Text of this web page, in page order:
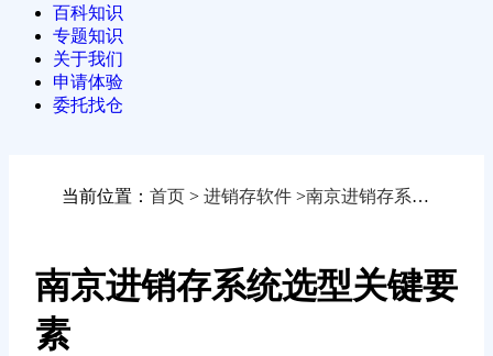
百科知识
专题知识
关于我们
申请体验
委托找仓
当前位置： 首页 > 进销存软件 >南京进销存系统选型关键要素
南京进销存系统选型关键要
素